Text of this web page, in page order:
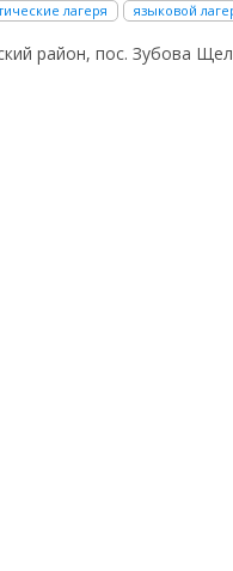
лагеря языковой
район, пос. Зубова